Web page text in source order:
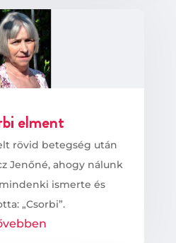
elment
rövid betegség után
Jenőné, ahogy nálunk
ismerte és
„Csorbi”.